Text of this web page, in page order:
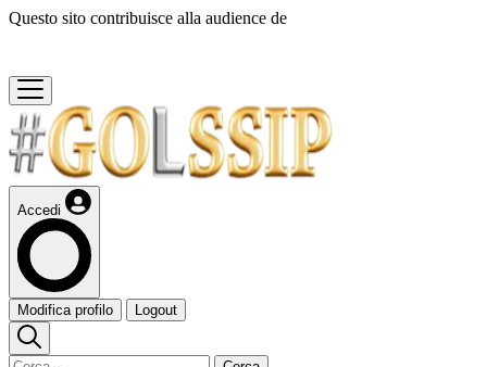
Questo sito contribuisce alla audience de
Accedi
Modifica profilo Logout